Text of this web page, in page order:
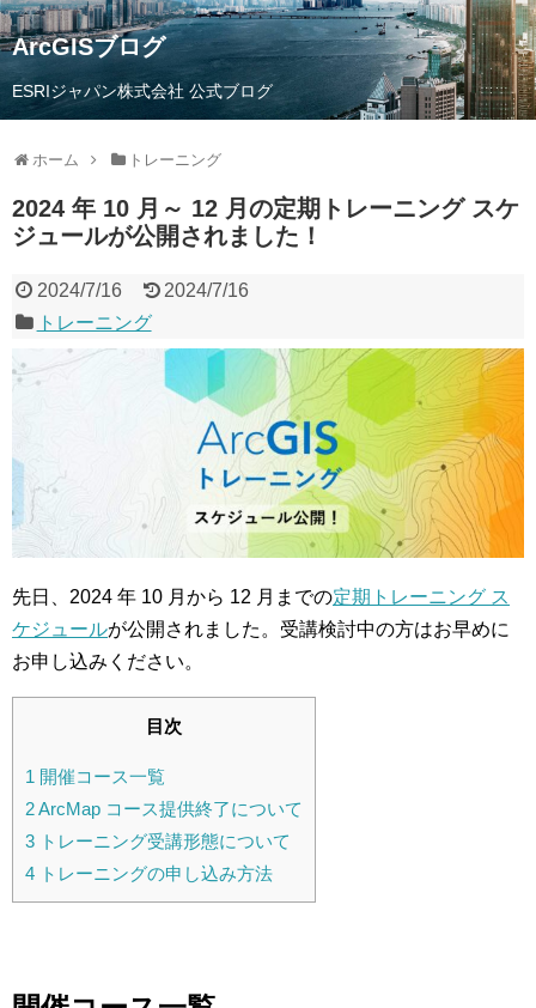
ArcGISブログ
ESRIジャパン株式会社 公式ブログ
ホーム トレーニング
2024 年 10 月～ 12 月の定期トレーニング スケ
ジュールが公開されました！
2024/7/16
2024/7/16
トレーニング
先日、2024 年 10 月から 12 月までの定期トレーニング ス
ケジュールが公開されました。受講検討中の方はお早めに
お申し込みください。
目次
1 開催コース一覧
2ArcMap コース提供終了について
3 トレーニング受講形態について
4 トレーニングの申し込み方法